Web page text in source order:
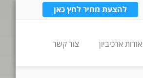
להצעת מחיר לחץ כאן
אודות ארכיביון צור קשר